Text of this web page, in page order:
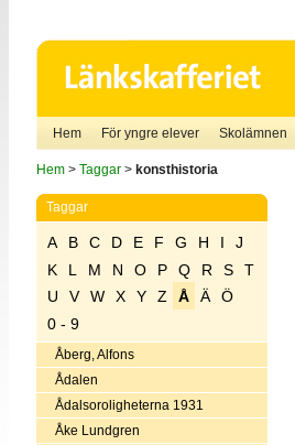
Hem För yngre elever Skolämnen
Hem> Taggar> konsthistoria
Taggar
A B C D E F G H I
J
K
L M N O P Q R S
T
U
V W X Y Z Å Ä
Ö
0 - 9
Åberg, Alfons
Ådalen
Ådalsoroligheterna 1931
Åke Lundgren